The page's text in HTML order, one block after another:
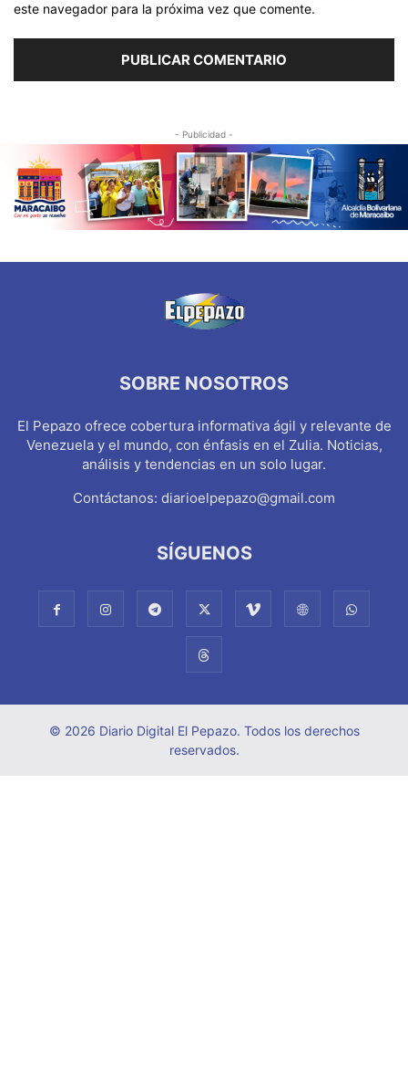
este navegador para la próxima vez que comente.
- Publicidad -
SOBRE NOSOTROS
El Pepazo ofrece cobertura informativa ágil y relevante de
Venezuela y el mundo, con énfasis en el Zulia. Noticias,
análisis y tendencias en un solo lugar.
Contáctanos: diarioelpepazo@gmail.com
SÍGUENOS
© 2026 Diario Digital El Pepazo. Todos los derechos
reservados.